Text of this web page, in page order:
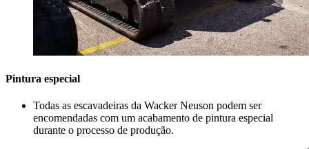
Pintura especial
Todas as escavadeiras da Wacker Neuson podem ser
encomendadas com um acabamento de pintura especial
durante o processo de produção.